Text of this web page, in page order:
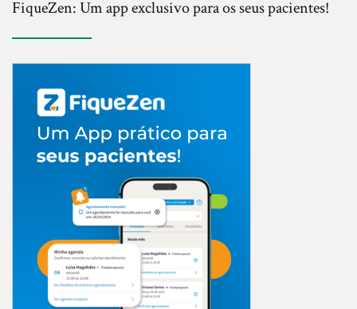
FiqueZen: Um app exclusivo para os seus pacientes!